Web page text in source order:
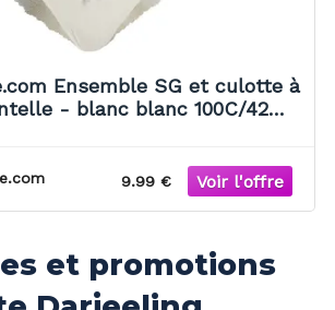
Ensemble SG et culotte à
- blanc blanc 100C/42
9.99 €
et promotions